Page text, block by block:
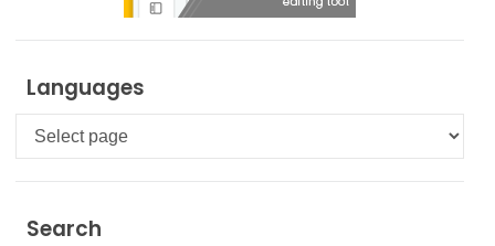
Languages
Languages
Search